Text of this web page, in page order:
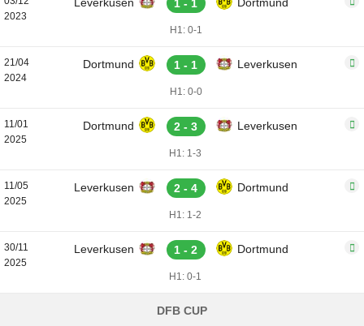
2023
1 - 1
H1: 0-1
21/04
2024
Dortmund 1 - 1 Leverkusen
H1: 0-0
11/01
2025
Dortmund 2 - 3 Leverkusen
H1: 1-3
11/05
2025
Leverkusen 2 - 4 Dortmund
H1: 1-2
30/11
2025
Leverkusen 1 - 2 Dortmund
H1: 0-1
DFB CUP